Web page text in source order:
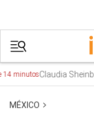
Claudia Sheinbaum
MÉXICO